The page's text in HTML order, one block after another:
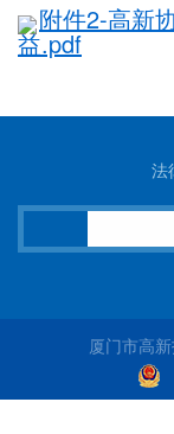
附件2-高新
益.pdf
法
厦门市高